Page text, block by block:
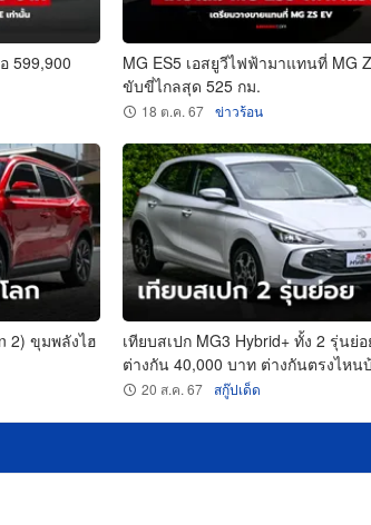
599,900
MG ES5 เอสยูวีไฟฟ้ามาแทนที่ MG
ขับขี่ไกลสุด 525 กม.
18 ต.ค. 67 ข่าวร้อน
2) ขุมพลังไฮ
เทียบสเปก MG3 Hybrid+ ทั้ง 2 รุ่นย่
ต่างกัน 40,000 บาท ต่างกันตรงไหน
20 ส.ค. 67 สกู๊ปเด็ด